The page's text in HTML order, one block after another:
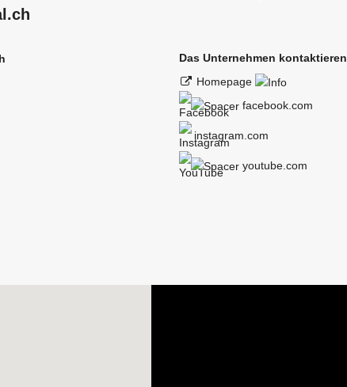
Das Unternehmen kontaktieren
Homepage
facebook.com
instagram.com
youtube.com